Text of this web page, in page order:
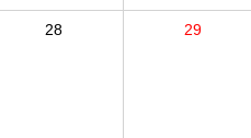
28 29